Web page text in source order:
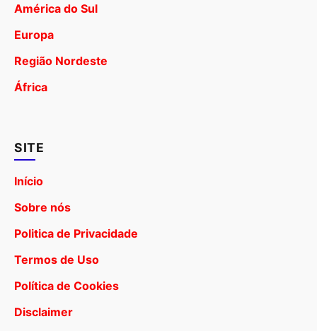
América do Sul
Europa
Região Nordeste
África
SITE
Início
Sobre nós
Politica de Privacidade
Termos de Uso
Política de Cookies
Disclaimer